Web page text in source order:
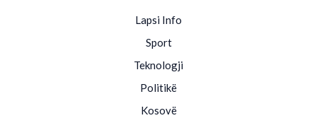
Lapsi Info
Sport
Teknologji
Politikë
Kosovë